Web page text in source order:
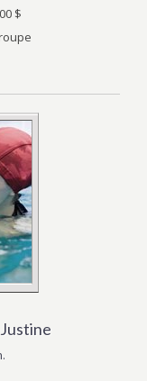
$